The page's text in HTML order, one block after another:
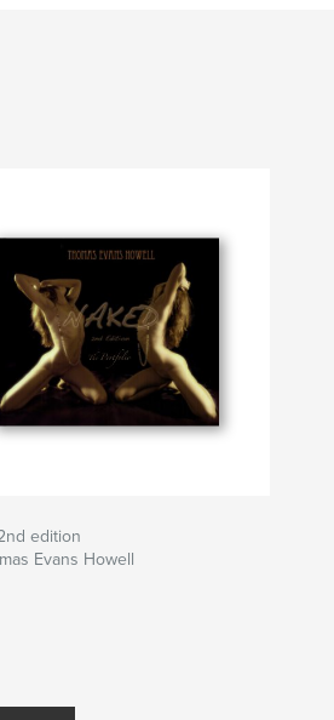
edition
Evans Howell